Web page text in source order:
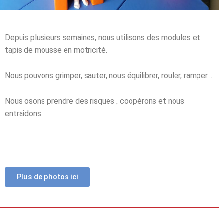
Depuis plusieurs semaines, nous utilisons des modules et
tapis de mousse en motricité.
Nous pouvons grimper, sauter, nous équilibrer, rouler, ramper…
Nous osons prendre des risques , coopérons et nous
entraidons.
Plus de photos ici